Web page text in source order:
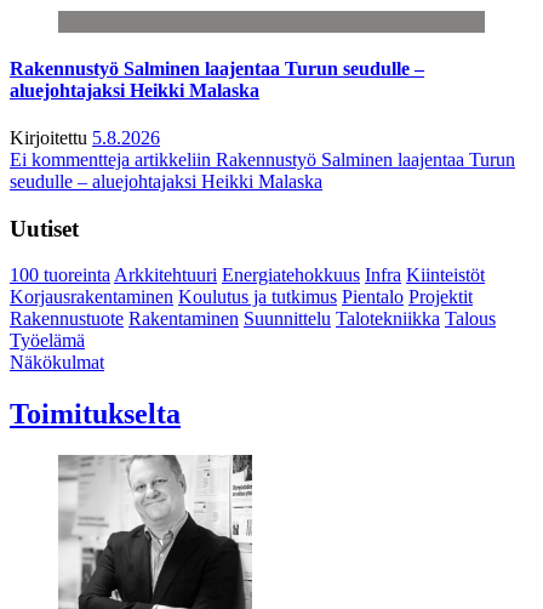
Rakennustyö Salminen laajentaa Turun seudulle –
aluejohtajaksi Heikki Malaska
Kirjoitettu 5.8.2026
Ei kommentteja artikkeliin Rakennustyö Salminen laajentaa Turun
seudulle – aluejohtajaksi Heikki Malaska
Uutiset
100 tuoreintaArkkitehtuuri Energiatehokkuus Infra Kiinteistöt
Korjausrakentaminen Koulutus ja tutkimus Pientalo Projektit
Rakennustuote Rakentaminen Suunnittelu Talotekniikka Talous
Työelämä
Näkökulmat
Toimitukselta